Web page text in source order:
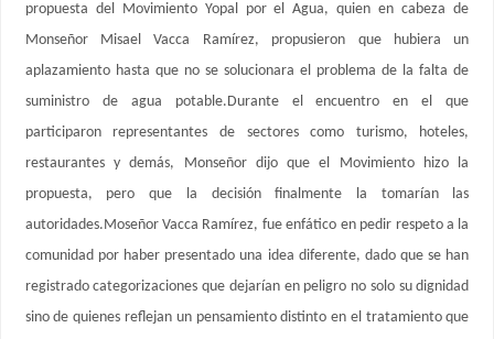
propuesta del Movimiento Yopal por el Agua, quien en cabeza de
Monseñor Misael Vacca Ramírez, propusieron que hubiera un
aplazamiento hasta que no se solucionara el problema de la falta de
suministro de agua potable.Durante el encuentro en el que
participaron representantes de sectores como turismo, hoteles,
restaurantes y demás, Monseñor dijo que el Movimiento hizo la
propuesta, pero que la decisión finalmente la tomarían las
autoridades.Moseñor Vacca Ramírez, fue enfático en pedir respeto a la
comunidad por haber presentado una idea diferente, dado que se han
registrado categorizaciones que dejarían en peligro no solo su dignidad
sino de quienes reflejan un pensamiento distinto en el tratamiento que